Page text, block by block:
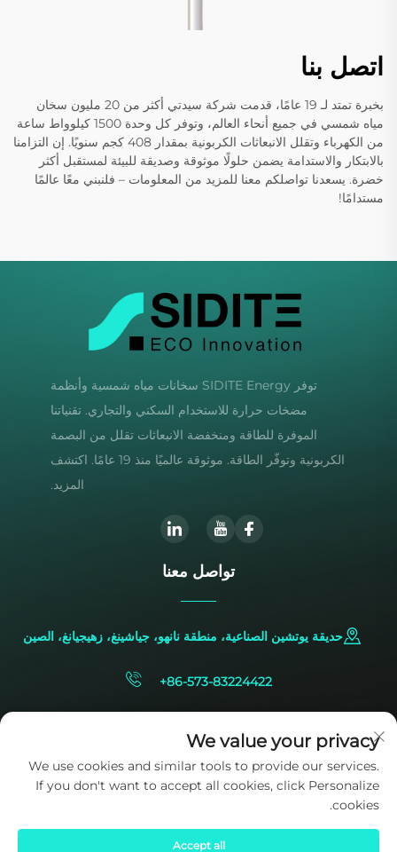
اتصل بنا
بخبرة تمتد لـ 19 عامًا، قدمت شركة سيدتي أكثر من 20 مليون سخان
مياه شمسي في جميع أنحاء العالم، وتوفر كل وحدة 1500 كيلوواط ساعة
من الكهرباء وتقلل الانبعاثات الكربونية بمقدار 408 كجم سنويًا. إن التزامنا
بالابتكار والاستدامة يضمن حلولًا موثوقة وصديقة للبيئة لمستقبل أكثر
خضرة. يسعدنا تواصلكم معنا للمزيد من المعلومات – فلنبني معًا عالمًا
مستدامًا!
توفر SIDITE Energy سخانات مياه شمسية وأنظمة
مضخات حرارة للاستخدام السكني والتجاري. تقنياتنا
الموفرة للطاقة ومنخفضة الانبعاثات تقلل من البصمة
الكربونية وتوفّر الطاقة. موثوقة عالميًا منذ 19 عامًا. اكتشف
المزيد.
تواصل معنا
حديقة يوتشين الصناعية، منطقة نانهو، جياشينغ، زهيجيانغ، الصين
+86-573-83224422
We value your privacy
We use cookies and similar tools to provide our services.
If you don't want to accept all cookies, click Personalize
cookies.
Accept all